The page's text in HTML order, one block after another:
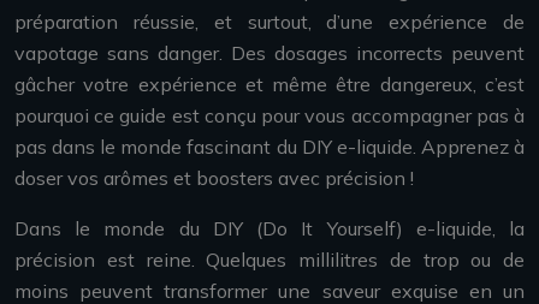
préparation réussie, et surtout, d’une expérience de
vapotage sans danger. Des dosages incorrects peuvent
gâcher votre expérience et même être dangereux, c’est
pourquoi ce guide est conçu pour vous accompagner pas à
pas dans le monde fascinant du DIY e-liquide. Apprenez à
doser vos arômes et boosters avec précision !
Dans le monde du DIY (Do It Yourself) e-liquide, la
précision est reine. Quelques millilitres de trop ou de
moins peuvent transformer une saveur exquise en un